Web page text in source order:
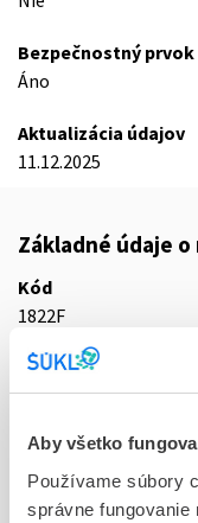
Aby všetko
Používame súbory
správne fungovanie
Bezpečnostný prvok
Áno
Aktualizácia údajov
11.12.2025
Základné údaje
Kód
1822F
Registračné číslo
18/0384/25-S
Doplnok
tbl flm 90x1x2,5 mg/
jednotk.bal.)